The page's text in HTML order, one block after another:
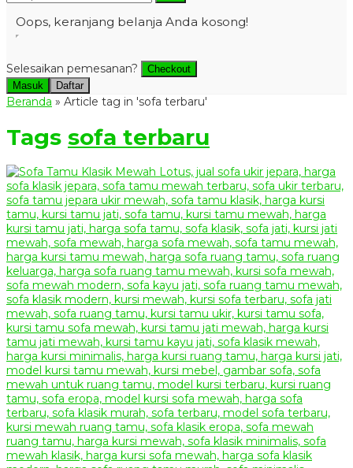
Oops, keranjang belanja Anda kosong!
Selesaikan pemesanan?
Checkout
Masuk
Daftar
Beranda » Article tag in 'sofa terbaru'
Tags sofa terbaru